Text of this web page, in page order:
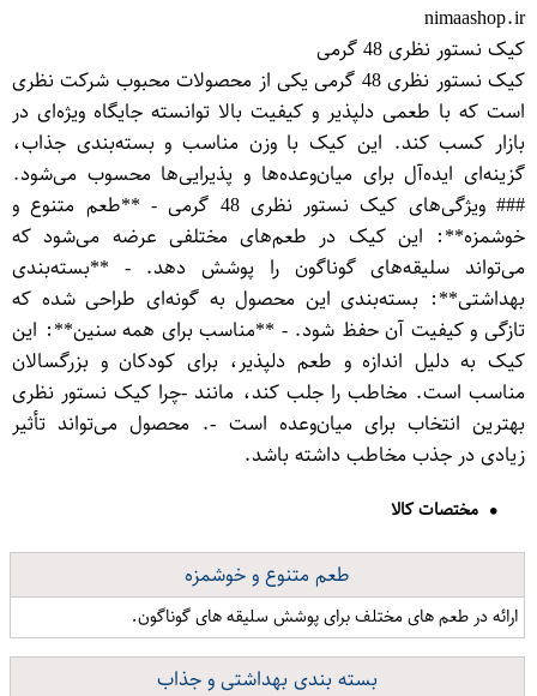
nimaashop.ir
کیک نستور نظری 48 گرمی
کیک نستور نظری 48 گرمی یکی از محصولات محبوب شرکت نظری
است که با طعمی دلپذیر و کیفیت بالا توانسته جایگاه ویژه‌ای در
بازار کسب کند. این کیک با وزن مناسب و بسته‌بندی جذاب،
گزینه‌ای ایده‌آل برای میان‌وعده‌ها و پذیرایی‌ها محسوب می‌شود.
### ویژگی‌های کیک نستور نظری 48 گرمی - **طعم متنوع و
خوشمزه**: این کیک در طعم‌های مختلفی عرضه می‌شود که
می‌تواند سلیقه‌های گوناگون را پوشش دهد. - **بسته‌بندی
بهداشتی**: بسته‌بندی این محصول به گونه‌ای طراحی شده که
تازگی و کیفیت آن حفظ شود. - **مناسب برای همه سنین**: این
کیک به دلیل اندازه و طعم دلپذیر، برای کودکان و بزرگسالان
مناسب است. مخاطب را جلب کند، مانند -چرا کیک نستور نظری
بهترین انتخاب برای میان‌وعده است -. محصول می‌تواند تأثیر
زیادی در جذب مخاطب داشته باشد.
مختصات کالا
طعم متنوع و خوشمزه
ارائه در طعم های مختلف برای پوشش سلیقه های گوناگون.
بسته بندی بهداشتی و جذاب